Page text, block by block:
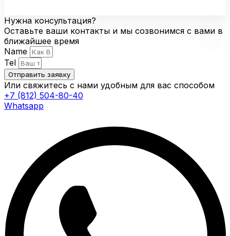
Нужна консультация?
Оставьте ваши контакты и мы созвонимся с вами в
ближайшее время
Name
Tel
Отправить заявку
Или свяжитесь с нами удобным для вас способом
+7 (812) 504-80-40
Whatsapp